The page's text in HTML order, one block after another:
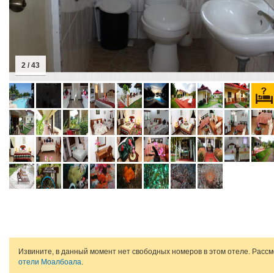
2 / 43
Извините, в данный момент нет свободных номеров в этом отеле.
отели Моалбоала.